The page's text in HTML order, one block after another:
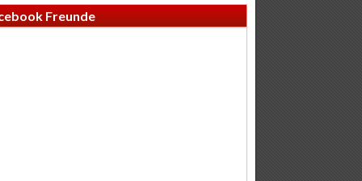
Freunde